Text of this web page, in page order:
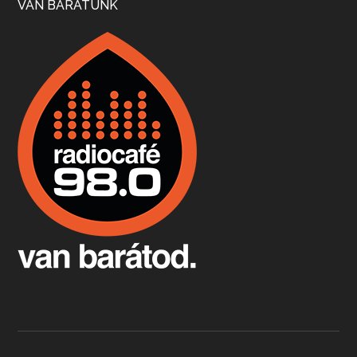
Boston, teadélután, bab és homár
Apr 9, 2026 • 00:37:17
Fermentáljunk, a testünk meghálálja!
Apr 3, 2026 • 00:36:07
VAN BARÁTUNK